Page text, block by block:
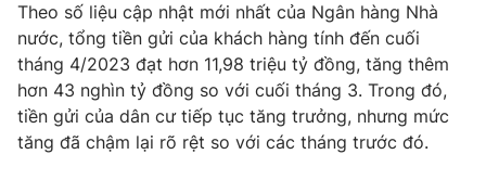
Ðiện thoại Thời báo VTV: 024.66 897 897
Email: toasoan@vtv.vn
Liên hệ quảng cáo:024-7300.7108
Theo số liệu cập nhật mới nhất của Ngân hàng Nhà
nước, tổng tiền gửi của khách hàng tính đến cuối
tháng 4/2023 đạt hơn 11,98 triệu tỷ đồng, tăng thêm
hơn 43 nghìn tỷ đồng so với cuối tháng 3. Trong đó,
tiền gửi của dân cư tiếp tục tăng trưởng, nhưng mức
tăng đã chậm lại rõ rệt so với các tháng trước đó.